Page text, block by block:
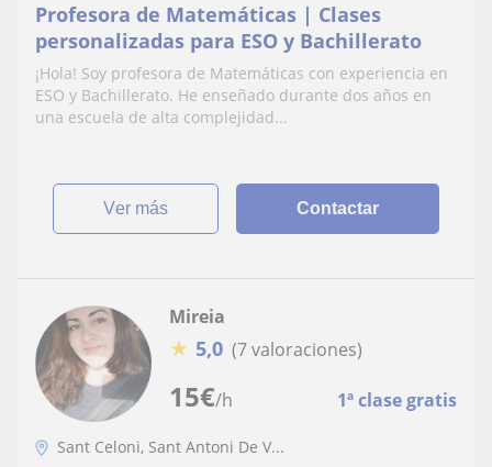
Profesora de Matemáticas | Clases
personalizadas para ESO y Bachillerato
¡Hola! Soy profesora de Matemáticas con experiencia en
ESO y Bachillerato. He enseñado durante dos años en
una escuela de alta complejidad...
ver más Contactar
15€/h 1ª clase gratis
Mireia
★ 5,0 (7 valoraciones)
Sant Celoni, Sant Antoni De V...